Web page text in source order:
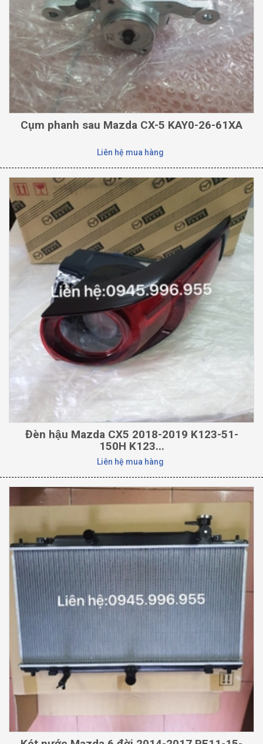
Cụm phanh sau Mazda CX-5 KAY0-26-61XA
Liên hệ mua hàng
Đèn hậu Mazda CX5 2018-2019 K123-51-
150H K123...
Liên hệ mua hàng